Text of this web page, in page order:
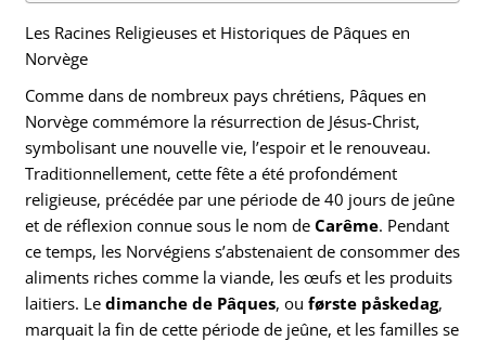
Les Racines Religieuses et Historiques de Pâques en
Norvège
Comme dans de nombreux pays chrétiens, Pâques en
Norvège commémore la résurrection de Jésus-Christ,
symbolisant une nouvelle vie, l’espoir et le renouveau.
Traditionnellement, cette fête a été profondément
religieuse, précédée par une période de 40 jours de jeûne
et de réflexion connue sous le nom deCarême. Pendant
ce temps, les Norvégiens s’abstenaient de consommer des
aliments riches comme la viande, les œufs et les produits
laitiers. Ledimanche de Pâques, ouførste påskedag,
marquait la fin de cette période de jeûne, et les familles se